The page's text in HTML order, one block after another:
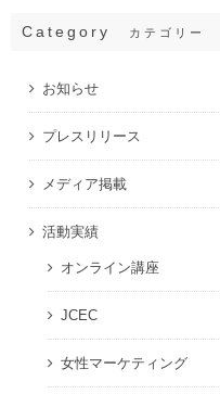
Category カテゴリー
お知らせ
プレスリリース
メディア掲載
活動実績
オンライン講座
JCEC
女性マーケティング